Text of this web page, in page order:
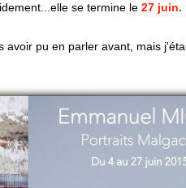
se termine le 27 juin.
avoir pu en parler avant, mais